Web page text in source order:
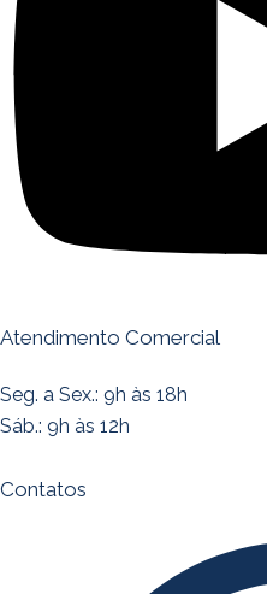
Atendimento Comercial
Seg. a Sex.: 9h às 18h
Sáb.: 9h às 12h
Contatos